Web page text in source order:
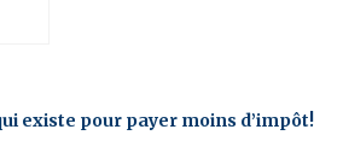
existe pour payer moins d’impôt!